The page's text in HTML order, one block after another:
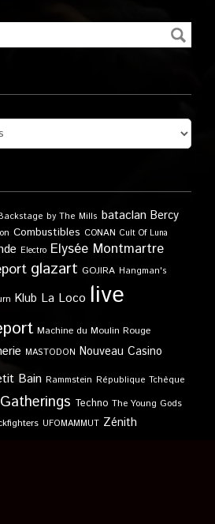
by The Mills bataclan Bercy
Combustibles CONAN Cult Of Luna
Electro Elysée Montmartre
glazart GOJIRA Hangman's
Klub La Loco live
Machine du Moulin Rouge
MASTODON Nouveau Casino
Bain Rammstein République Tchèque
Techno The Young Gods
UFOMAMMUT Zénith